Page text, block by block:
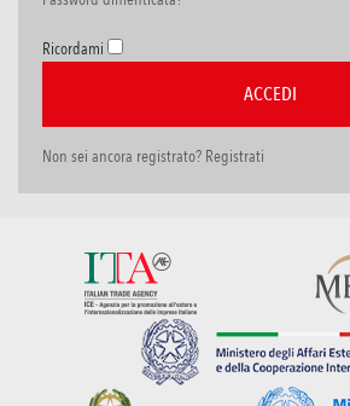
Ricordami
Non sei ancora registrato? Registrati